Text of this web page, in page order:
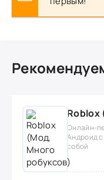
Roblox
Онлайн-
Андроид
собой